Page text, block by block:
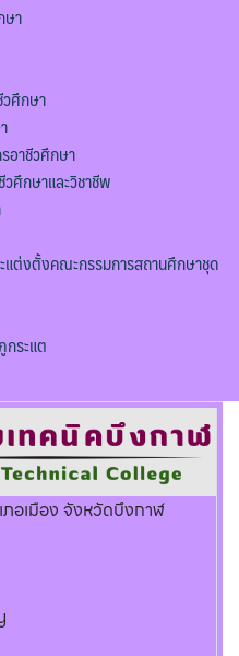
ษา
ศึกษา
อาชีวศึกษา
ศึกษาและวิชาชีพ
แต่งตั้งคณะกรรมการสถานศึกษาชุด
ระแต
อเมือง จังหวัดบึงกาฬ